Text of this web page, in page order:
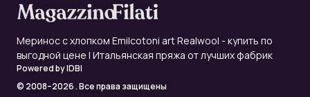
Меринос с хлопком Emilcotoni art Realwool - купить по
выгодной цене | Итальянская пряжа от лучших фабрик
Powered byIDBI
© 2008–2026 . Все права защищены